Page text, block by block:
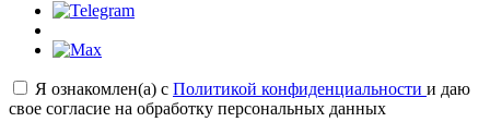
Я ознакомлен(а) с Политикой конфиденциальности и даю
свое согласие на обработку персональных данных